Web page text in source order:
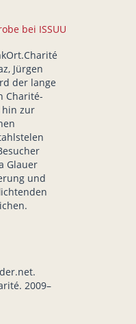
Jürgen
der lange
Charité-
hin zur
Glauer
und
2009–